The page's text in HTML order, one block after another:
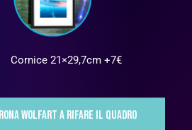
Cornice 21×29,7cm +7€